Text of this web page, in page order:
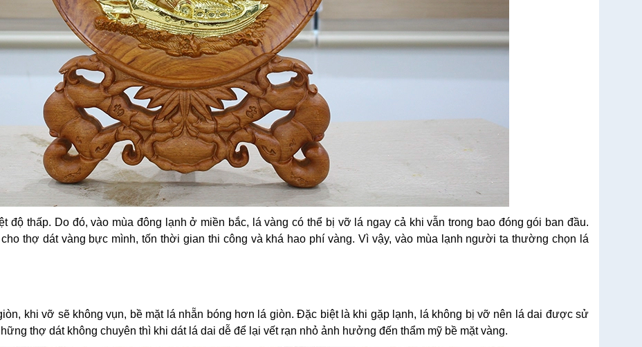
độ thấp. Do đó, vào mùa đông lạnh ở miền bắc, lá vàng có thể bị vỡ lá ngay cả khi vẫn trong bao đóng gói ban đầu.
thợ dát vàng bực mình, tốn thời gian thi công và khá hao phí vàng. Vì vậy, vào mùa lạnh người ta thường chọn lá
khi vỡ sẽ không vụn, bề mặt lá nhẵn bóng hơn lá giòn. Đặc biệt là khi gặp lạnh, lá không bị vỡ nên lá dai được sử
thợ dát không chuyên thì khi dát lá dai dễ để lại vết rạn nhỏ ảnh hưởng đến thẩm mỹ bề mặt vàng.